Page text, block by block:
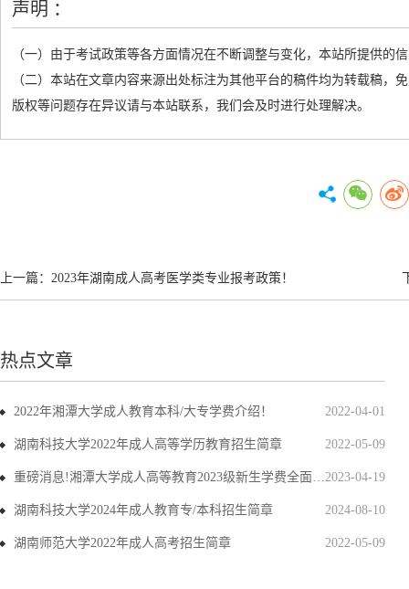
声明 ：
（一）由于考试政策等各方面情况在不断调整与变化，本站所提供的
（二）本站在文章内容来源出处标注为其他平台的稿件均为转载稿
版权等问题存在异议请与本站联系，我们会及时进行处理解决。
上一篇： 2023年湖南成人高考医学类专业报考政策！
热点文章
2022-04-01
2022年湘潭大学成人教育本科/大专学费介绍！
2022-05-09
湖南科技大学2022年成人高等学历教育招生简章
2023-04-19
重磅消息!湘潭大学成人高等教育2023级新生学费全面上调
2024-08-10
湖南科技大学2024年成人教育专/本科招生简章
2022-05-09
湖南师范大学2022年成人高考招生简章